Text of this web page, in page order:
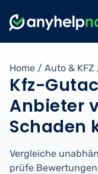
Home / Auto & KFZ
Kfz-
Anbieter
Schaden
Vergleiche
prüfe